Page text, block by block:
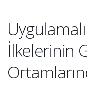
İlkelerinin